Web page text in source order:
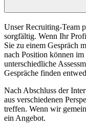
Unser Recruiting-Team
sorgfältig. Wenn Ihr
Sie zu einem Gespräch
nach Position können im
unterschiedliche
Gespräche finden
Nach Abschluss der
aus verschiedenen
treffen. Wenn wir
ein Angebot.